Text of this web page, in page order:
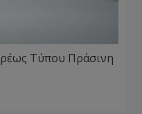
Τύπου Πράσινη